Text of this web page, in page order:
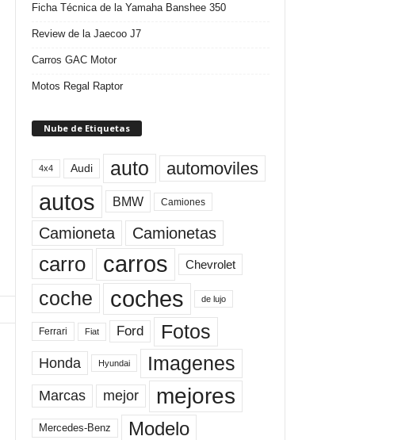
Ficha Técnica de la Yamaha Banshee 350
Review de la Jaecoo J7
Carros GAC Motor
Motos Regal Raptor
Nube de Etiquetas
4x4 Audi auto automoviles
autos BMW Camiones
Camioneta Camionetas
carro carros Chevrolet
coche coches de lujo
Ferrari Fiat Ford Fotos
Honda Hyundai Imagenes
Marcas mejor mejores
Mercedes-Benz Modelo